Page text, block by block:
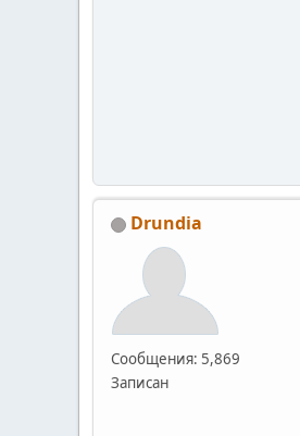
Drundia
Сообщения: 5,869
Записан